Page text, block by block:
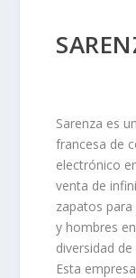
Sarenza es
francesa de
electrónico
venta de
zapatos
y hombres
diversidad
Esta